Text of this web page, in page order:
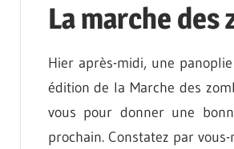
La marche
Hier après-midi, une
édition de la Marche des
vous pour donner une
prochain. Constatez par vous-